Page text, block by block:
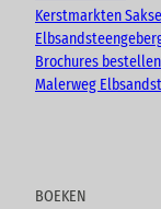
Kerstmarkten
Brochures bestellen
Malerweg
BOEKEN